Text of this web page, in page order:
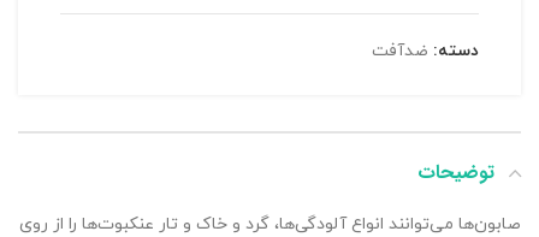
دسته: ضدآفت
توضیحات
صابون‌ها می‌توانند انواع آلودگی‌ها، گرد و خاک و تار عنکبوت‌ها را از روی